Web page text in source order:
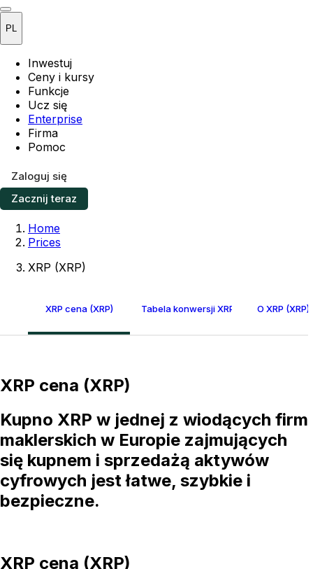
PL
Inwestuj
Ceny i kursy
Funkcje
Ucz się
Enterprise
Firma
Pomoc
Zaloguj się
Zacznij teraz
Home
Prices
XRP (XRP)
XRP cena (XRP) Tabela konwersji XRP O XRP (XRP)
XRP cena (XRP)
Kupno XRP w jednej z wiodących firm
maklerskich w Europie zajmujących
się kupnem i sprzedażą aktywów
cyfrowych jest łatwe, szybkie i
bezpieczne.
XRP cena (XRP)